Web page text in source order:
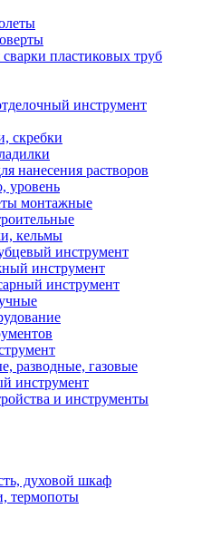
пластиковых труб
инструмент
скребки
нанесения растворов
уровень
монтажные
кельмы
инструмент
инструмент
инструмент
разводные, газовые
инструмент
и инструменты
духовой шкаф
термопоты